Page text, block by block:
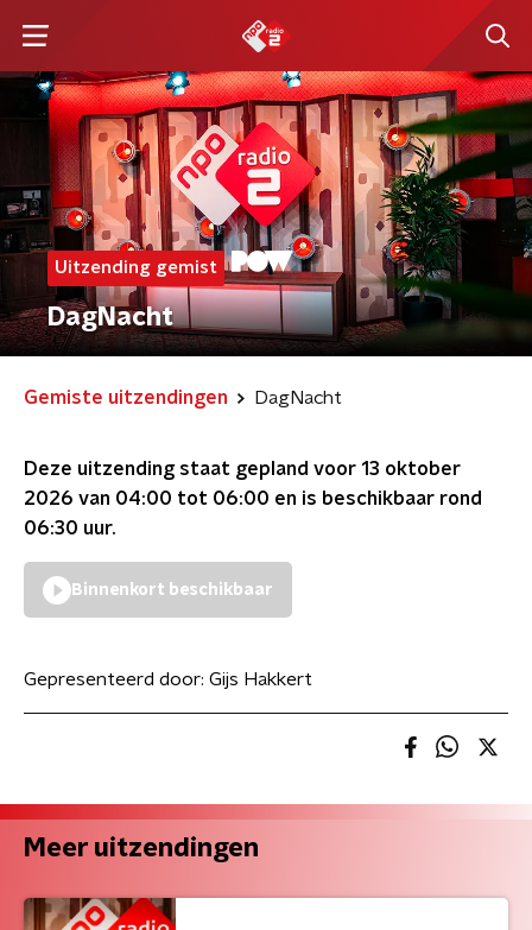
Uitzending gemist
DagNacht
Gemiste uitzendingen DagNacht
Deze uitzending staat gepland voor 13 oktober
2026 van 04:00 tot 06:00 en is beschikbaar rond
06:30 uur.
Binnenkort beschikbaar
Gepresenteerd door: Gijs Hakkert
Meer uitzendingen